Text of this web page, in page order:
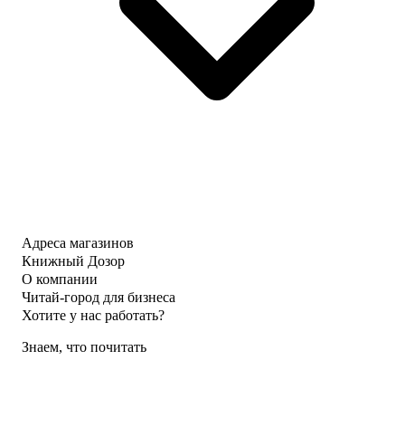
Адреса магазинов
Книжный Дозор
О компании
Читай-город для бизнеса
Хотите у нас работать?
Знаем, что почитать